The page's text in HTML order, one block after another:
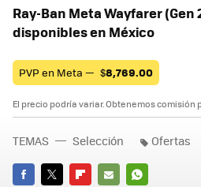
Ray-Ban Meta Wayfarer (Gen
disponibles en México
PVP en Meta — $8,769.00
El precio podría variar. Obtenemos comisión
TEMAS Selección Ofertas